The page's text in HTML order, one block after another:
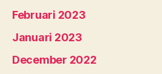
Februari 2023
Januari 2023
December 2022